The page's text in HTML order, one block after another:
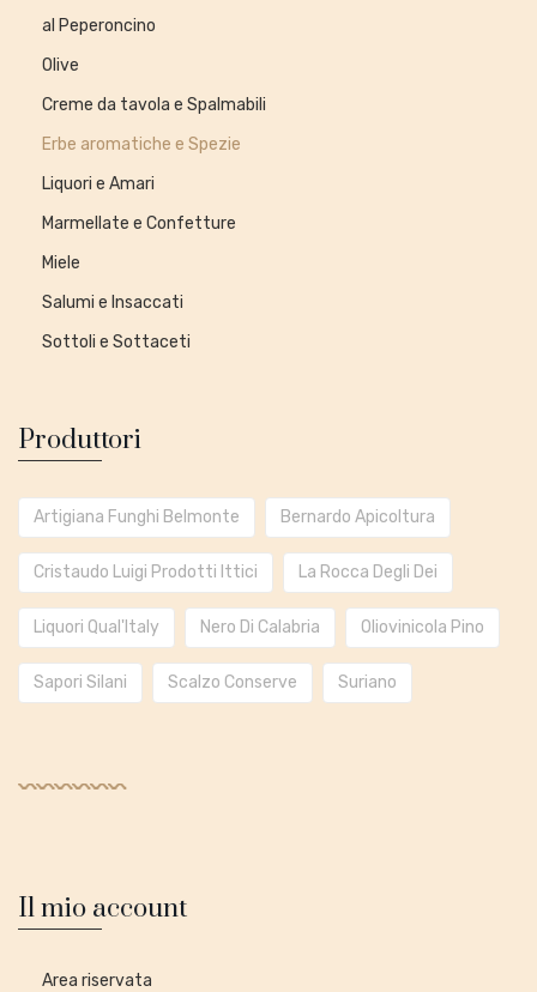
al Peperoncino
Olive
Creme da tavola e Spalmabili
Erbe aromatiche e Spezie
Liquori e Amari
Marmellate e Confetture
Miele
Salumi e Insaccati
Sottoli e Sottaceti
Produttori
Artigiana Funghi Belmonte Bernardo Apicoltura
Cristaudo Luigi Prodotti Ittici La Rocca Degli Dei
Liquori Qual'Italy Nero Di Calabria Oliovinicola Pino
Sapori Silani Scalzo Conserve Suriano
Il mio account
Area riservata